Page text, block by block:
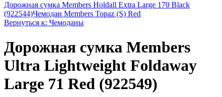
Дорожная сумка Members Holdall Extra Large 170 Black
(922544)Чемодан Members Topaz (S) Red
Вернуться к: Чемоданы
Дорожная сумка Members
Ultra Lightweight Foldaway
Large 71 Red (922549)